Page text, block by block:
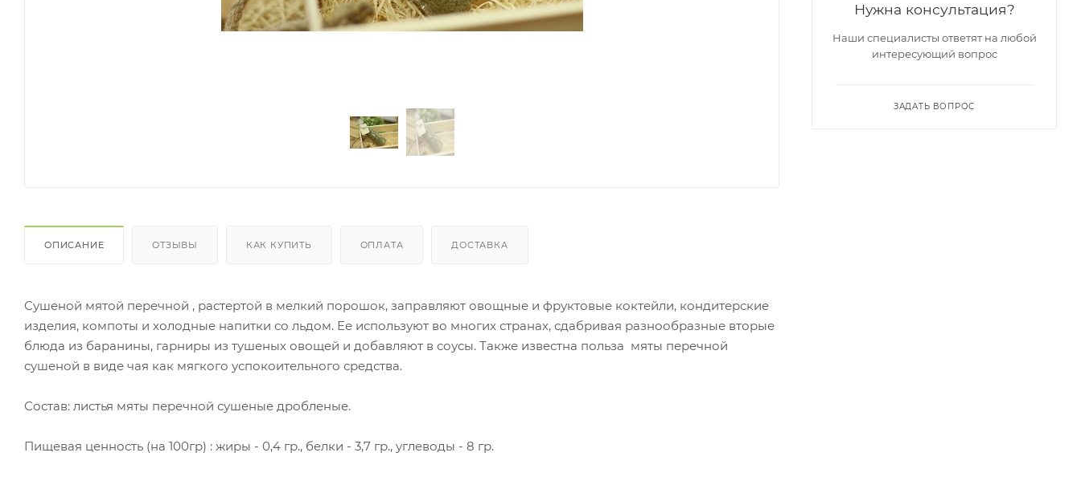
ОПИСАНИЕ ОТЗЫВЫ КАК КУПИТЬ ОПЛАТА ДОСТАВКА
Сушеной мятой перечной , растертой в мелкий порошок, заправляют овощные и фруктовые коктейли, кондитерские
изделия, компоты и холодные напитки со льдом. Ее используют во многих странах, сдабривая разнообразные вторые
блюда из баранины, гарниры из тушеных овощей и добавляют в соусы. Также известна польза мяты перечной
сушеной в виде чая как мягкого успокоительного средства.
Состав: листья мяты перечной сушеные дробленые.
Пищевая ценность (на 100гр) : жиры - 0,4 гр., белки - 3,7 гр., углеводы - 8 гр.
Нужна консультация?
Наши специалисты ответят на любой
интересующий вопрос
ЗАДАТЬ ВОПРОС